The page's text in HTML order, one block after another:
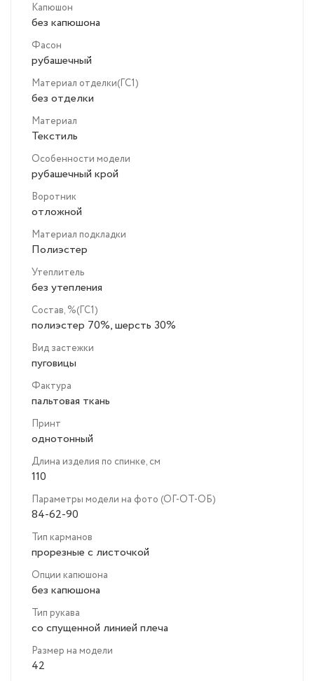
Капюшон
без капюшона
Фасон
рубашечный
Материал отделки(ГС1)
без отделки
Материал
Текстиль
Особенности модели
рубашечный крой
Воротник
отложной
Материал подкладки
Полиэстер
Утеплитель
без утепления
Состав, %(ГС1)
полиэстер 70%, шерсть 30%
Вид застежки
пуговицы
Фактура
пальтовая ткань
Принт
однотонный
Длина изделия по спинке, см
110
Параметры модели на фото (ОГ-ОТ-ОБ)
84-62-90
Тип карманов
прорезные с листочкой
Опции капюшона
без капюшона
Тип рукава
со спущенной линией плеча
Размер на модели
42